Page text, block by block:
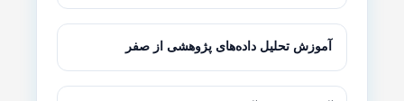
آموزش تحلیل داده‌های پژوهشی از صفر